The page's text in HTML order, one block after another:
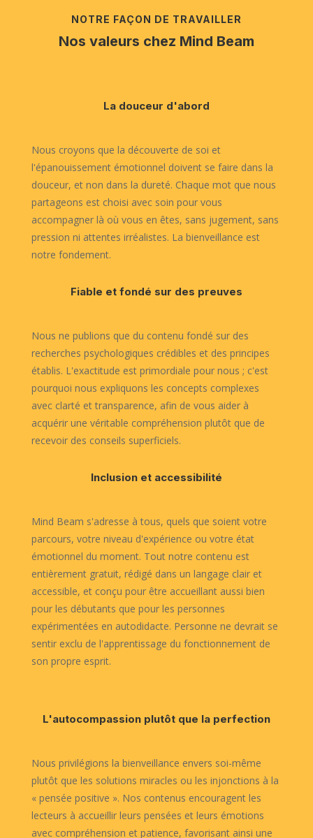
NOTRE FAÇON DE TRAVAILLER
Nos valeurs chez Mind Beam
La douceur d'abord
Nous croyons que la découverte de soi et
l'épanouissement émotionnel doivent se faire dans la
douceur, et non dans la dureté. Chaque mot que nous
partageons est choisi avec soin pour vous
accompagner là où vous en êtes, sans jugement, sans
pression ni attentes irréalistes. La bienveillance est
notre fondement.
Fiable et fondé sur des preuves
Nous ne publions que du contenu fondé sur des
recherches psychologiques crédibles et des principes
établis. L'exactitude est primordiale pour nous ; c'est
pourquoi nous expliquons les concepts complexes
avec clarté et transparence, afin de vous aider à
acquérir une véritable compréhension plutôt que de
recevoir des conseils superficiels.
Inclusion et accessibilité
Mind Beam s'adresse à tous, quels que soient votre
parcours, votre niveau d'expérience ou votre état
émotionnel du moment. Tout notre contenu est
entièrement gratuit, rédigé dans un langage clair et
accessible, et conçu pour être accueillant aussi bien
pour les débutants que pour les personnes
expérimentées en autodidacte. Personne ne devrait se
sentir exclu de l'apprentissage du fonctionnement de
son propre esprit.
L'autocompassion plutôt que la perfection
Nous privilégions la bienveillance envers soi-même
plutôt que les solutions miracles ou les injonctions à la
« pensée positive ». Nos contenus encouragent les
lecteurs à accueillir leurs pensées et leurs émotions
avec compréhension et patience, favorisant ainsi une